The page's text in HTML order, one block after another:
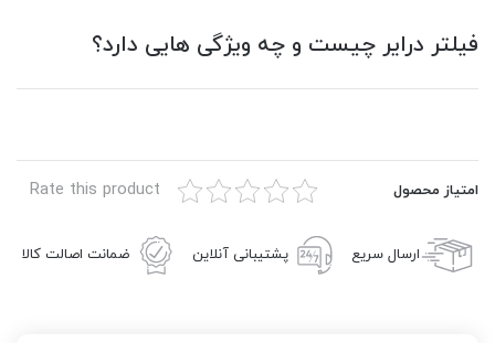
فيلتر دراير چیست و چه ویژگی هایی دارد؟
امتیاز محصول Rate this product
ارسال سریع پشتیبانی آنلاین ضمانت اصالت کالا